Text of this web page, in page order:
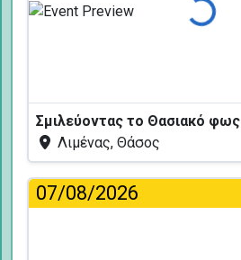
Φόρτωση...
Σμιλεύοντας το Θασιακό φως
Λιμένας, Θάσος
07/08/2026